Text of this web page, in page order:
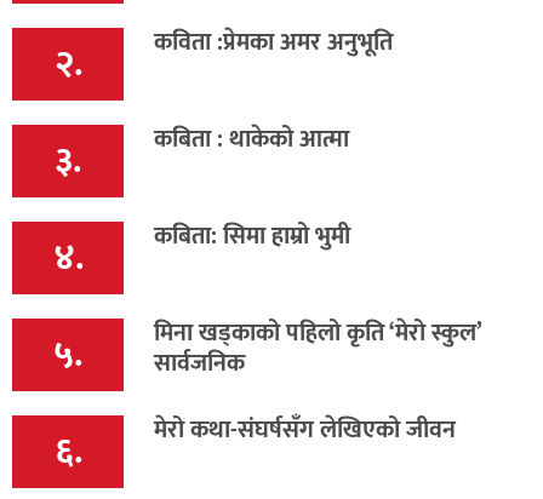
२. कविता :प्रेमका अमर अनुभूति
३. कबिता : थाकेको आत्मा
४. कबिता: सिमा हाम्रो भुमी
५. मिना खड्काको पहिलो कृति ‘मेरो स्कुल’
सार्वजनिक
६. मेरो कथा-संघर्षसँग लेखिएको जीवन